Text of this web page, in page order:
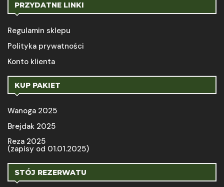
PRZYDATNE LINKI
Regulamin sklepu
Polityka prywatności
Konto klienta
KUP PAKIET
Wanoga 2025
Brejdak 2025
Reza 2025
(zapisy od 01.01.2025)
STÓJ REZERWATU